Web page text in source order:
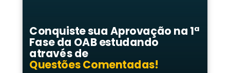
Conquiste sua Aprovação na 1ª
Fase da OAB estudando
através de
Questões Comentadas!